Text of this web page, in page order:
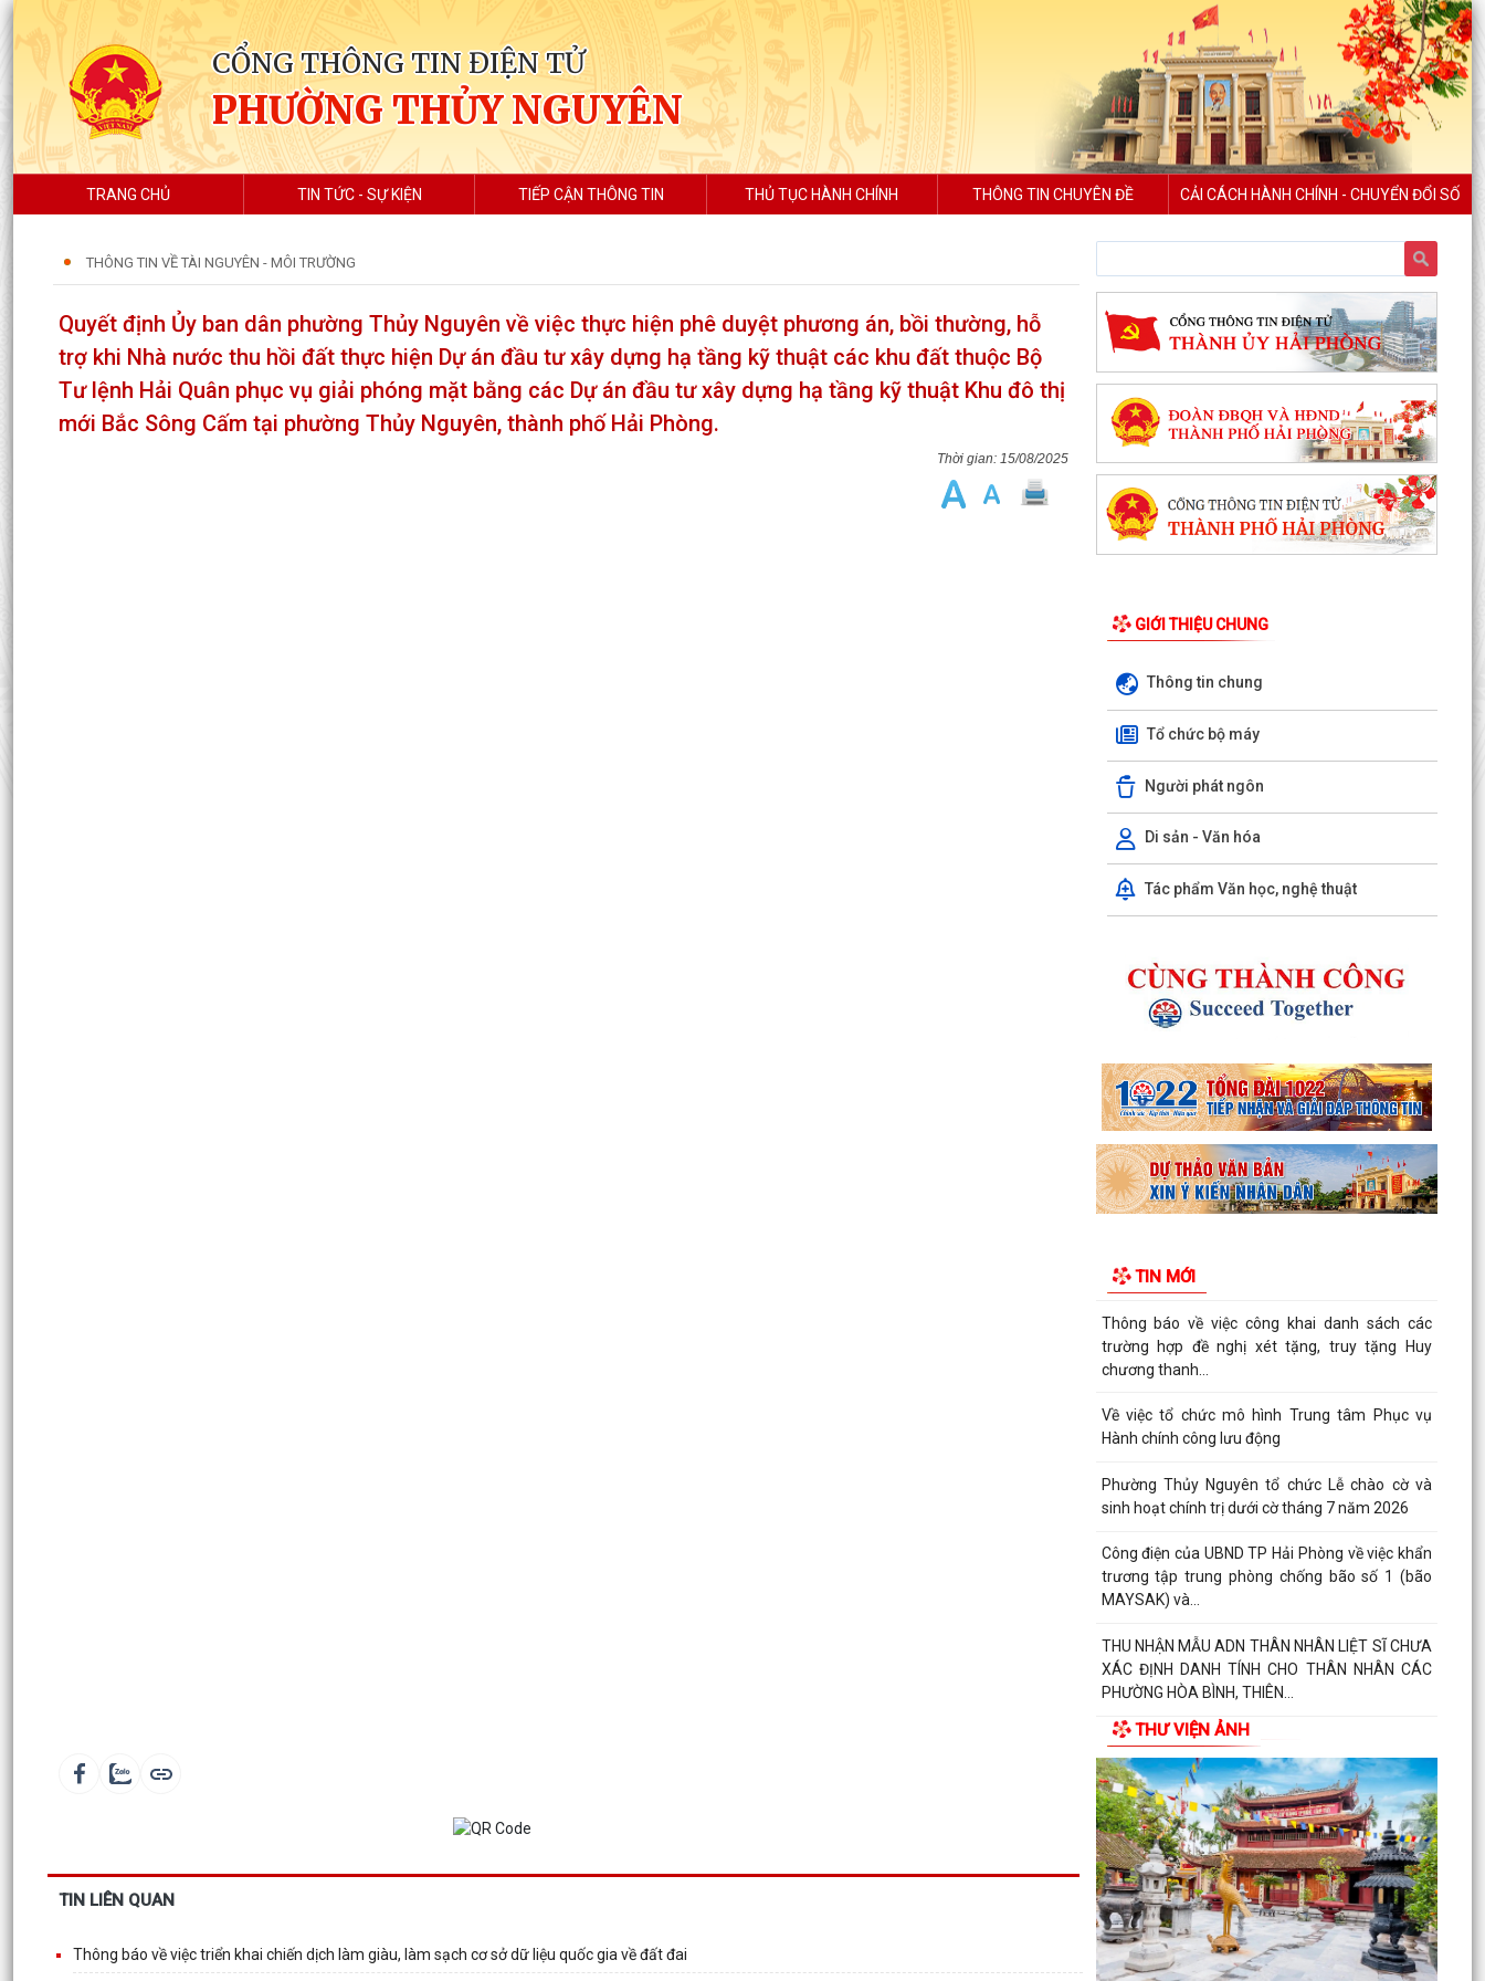
CỔNG THÔNG TIN ĐIỆN TỬ
PHƯỜNG THỦY NGUYÊN
TRANG CHỦ TIN TỨC - SỰ KIỆN TIẾP CẬN THÔNG TIN THỦ TỤC HÀNH CHÍNH THÔNG TIN CHUYÊN ĐỀ CẢI CÁCH HÀNH CHÍNH - CHUYỂN ĐỔI SỐ
THÔNG TIN VỀ TÀI NGUYÊN - MÔI TRƯỜNG
Quyết định Ủy ban dân phường Thủy Nguyên về việc thực hiện phê duyệt phương án, bồi thường, hỗ
trợ khi Nhà nước thu hồi đất thực hiện Dự án đầu tư xây dựng hạ tầng kỹ thuật các khu đất thuộc Bộ
Tư lệnh Hải Quân phục vụ giải phóng mặt bằng các Dự án đầu tư xây dựng hạ tầng kỹ thuật Khu đô thị
mới Bắc Sông Cấm tại phường Thủy Nguyên, thành phố Hải Phòng.
15/08/2025
TIN LIÊN QUAN
Thông báo về việc triển khai chiến dịch làm giàu, làm sạch cơ sở dữ liệu quốc gia về đất đai
GIỚI THIỆU CHUNG
Thông tin chung
Tổ chức bộ máy
Người phát ngôn
Di sản - Văn hóa
Tác phẩm Văn học, nghệ thuật
TIN MỚI
Kế hoạch 90 ngày làm sạch, làm giàu, chuẩn
hóa dữ liệu của 12 cơ sở dữ liệu chuyên ngành y
HỘI ĐỒNG NHÂN DÂN PHƯỜNG THỦY NGUYÊN
KHÓA II, NHIỆM KỲ 2026...
hồi đất để thực hiện Dự án đầu tư xây dựng
tuyến...
án đầu tư xây dựng tuyến đường từ khu đô thị
Bắc sông...
bàn...
Thông báo về việc công khai danh sách các
trường hợp đề nghị xét tặng, truy tặng Huy
chương thanh...
Về việc tổ chức mô hình Trung tâm Phục vụ
Hành chính công lưu động
Phường Thủy Nguyên tổ chức Lễ chào cờ và
sinh hoạt chính trị dưới cờ tháng 7 năm 2026
Công điện của UBND TP Hải Phòng về việc khẩn
trương tập trung phòng chống bão số 1 (bão
MAYSAK) và...
THU NHẬN MẪU ADN THÂN NHÂN LIỆT SĨ CHƯA
XÁC ĐỊNH DANH TÍNH CHO THÂN NHÂN CÁC
PHƯỜNG HÒA BÌNH, THIÊN...
THÔNG BÁO Lịch tiếp công dân định kỳ của Chủ
tịch Ủy ban nhân dân phường Thủy Nguyên 6
tháng cuối...
PHƯỜNG THỦY NGUYÊN TRIỂN KHAI KẾ HOẠCH
THU NHẬN MẪU ADN THÂN NHÂN LIỆT SĨ CHƯA
XÁC ĐỊNH DANH TÍNH
PHƯỜNG THỦY NGUYÊN TRIỂN KHAI VẬN ĐỘNG
ỦNG HỘ QUỸ "ĐỀN ƠN ĐÁP NGHĨA" NĂM 2026
THƯ VIỆN ẢNH